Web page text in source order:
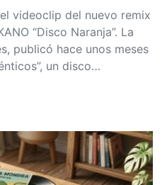
videoclip del nuevo remix
“Disco Naranja”. La
publicó hace unos meses
un disco…